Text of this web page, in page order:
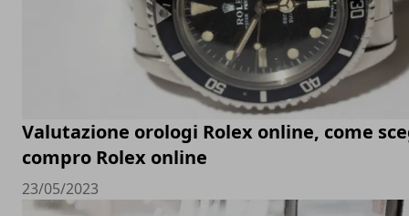
Valutazione orologi Rolex online, come
compro Rolex online
23/05/2023